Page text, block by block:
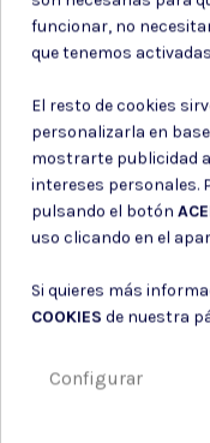
Consiento el uso de
Consiento el uso de
de su entidad.
funcionar, no
que tenemos
El resto de cookies
personalizarla en
mostrarte publicidad
intereses personales.
pulsando el botón
uso clicando en el
Si quieres más
COOKIES de nuestra
Configurar